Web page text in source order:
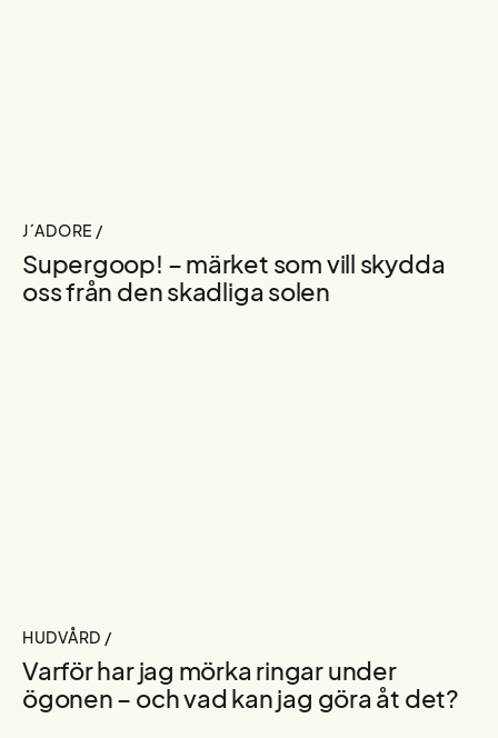
J´ADORE /
Supergoop! – märket som vill skydda
oss från den skadliga solen
HUDVÅRD /
Varför har jag mörka ringar under
ögonen – och vad kan jag göra åt det?